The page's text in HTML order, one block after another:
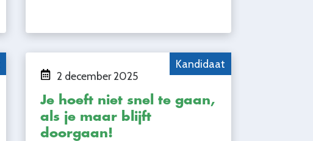
Kandidaat
2 december 2025
Je hoeft niet snel te gaan,
als je maar blijft
doorgaan!